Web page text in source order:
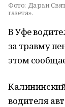
Фото: Дарьи
газета».
В Уфе
за травму
этом
водителя